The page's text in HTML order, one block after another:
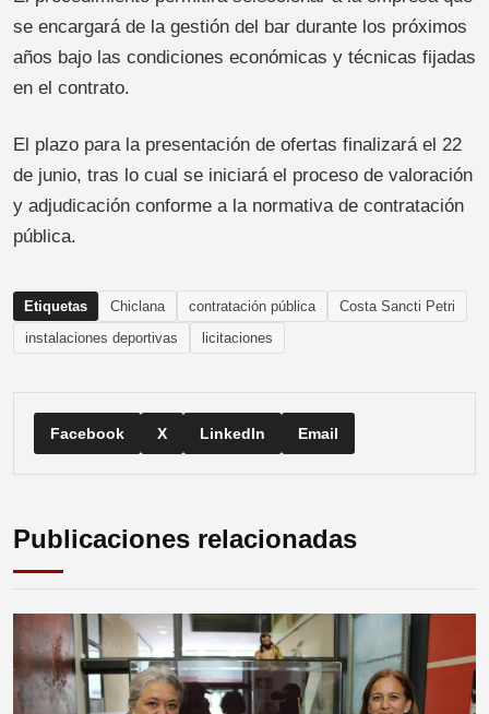
se encargará de la gestión del bar durante los próximos
años bajo las condiciones económicas y técnicas fijadas
en el contrato.
El plazo para la presentación de ofertas finalizará el 22
de junio, tras lo cual se iniciará el proceso de valoración
y adjudicación conforme a la normativa de contratación
pública.
Etiquetas Chiclana contratación pública
Costa Sancti Petri
instalaciones deportivas
licitaciones
Facebook X LinkedIn Email
Publicaciones relacionadas